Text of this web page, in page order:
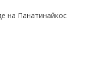
на Панатинайкос